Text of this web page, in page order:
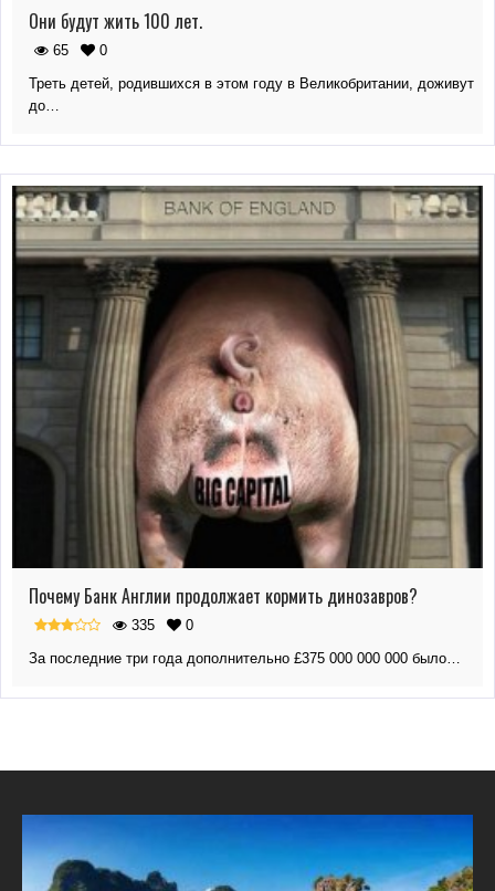
Они будут жить 100 лет.
65
0
Треть детей, родившихся в этом году в Великобритании, доживут
до…
Почему Банк Англии продолжает кормить динозавров?
335
0
За последние три года дополнительно £375 000 000 000 было…